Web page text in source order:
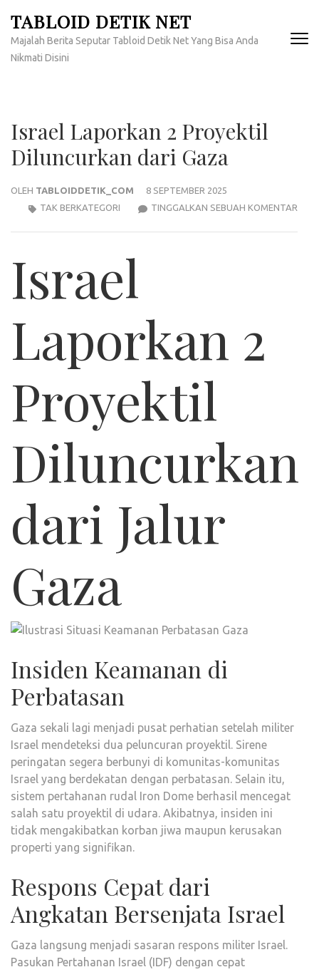
konten
(Tekan
TABLOID DETIK NET
Majalah Berita Seputar Tabloid Detik Net Yang Bisa Anda
Nikmati Disini
Israel Laporkan 2 Proyektil
Diluncurkan dari Gaza
OLEH TABLOIDDETIK_COM
8 SEPTEMBER 2025
TINGGALKAN SEBUAH KOMENTAR
TAK BERKATEGORI
Israel
Laporkan 2
Proyektil
Diluncurkan
dari Jalur
Gaza
Insiden Keamanan di
Perbatasan
Gaza sekali lagi menjadi pusat perhatian setelah militer
Israel mendeteksi dua peluncuran proyektil. Sirene
peringatan segera berbunyi di komunitas-komunitas
Israel yang berdekatan dengan perbatasan. Selain itu,
sistem pertahanan rudal Iron Dome berhasil mencegat
salah satu proyektil di udara. Akibatnya, insiden ini
tidak mengakibatkan korban jiwa maupun kerusakan
properti yang signifikan.
Respons Cepat dari
Angkatan Bersenjata Israel
Gaza langsung menjadi sasaran respons militer Israel.
Pasukan Pertahanan Israel (IDF) dengan cepat